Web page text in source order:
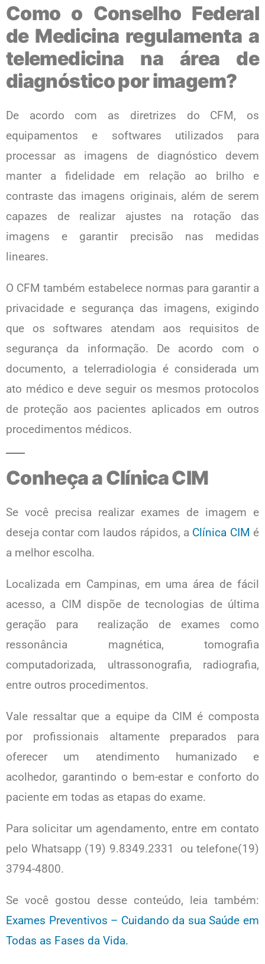
Como o Conselho Federal
de Medicina regulamenta a
telemedicina na área de
diagnóstico por imagem?
De acordo com as diretrizes do CFM, os
equipamentos e softwares utilizados para
processar as imagens de diagnóstico devem
manter a fidelidade em relação ao brilho e
contraste das imagens originais, além de serem
capazes de realizar ajustes na rotação das
imagens e garantir precisão nas medidas
lineares.
O CFM também estabelece normas para garantir a
privacidade e segurança das imagens, exigindo
que os softwares atendam aos requisitos de
segurança da informação. De acordo com o
documento, a telerradiologia é considerada um
ato médico e deve seguir os mesmos protocolos
de proteção aos pacientes aplicados em outros
procedimentos médicos.
Conheça a Clínica CIM
Se você precisa realizar exames de imagem e
deseja contar com laudos rápidos, a Clínica CIM é
a melhor escolha.
Localizada em Campinas, em uma área de fácil
acesso, a CIM dispõe de tecnologias de última
geração para realização de exames como
ressonância magnética, tomografia
computadorizada, ultrassonografia, radiografia,
entre outros procedimentos.
Vale ressaltar que a equipe da CIM é composta
por profissionais altamente preparados para
oferecer um atendimento humanizado e
acolhedor, garantindo o bem-estar e conforto do
paciente em todas as etapas do exame.
Para solicitar um agendamento, entre em contato
pelo Whatsapp (19) 9.8349.2331 ou telefone(19)
3794-4800.
Se você gostou desse conteúdo, leia também:
Exames Preventivos – Cuidando da sua Saúde em
Todas as Fases da Vida.